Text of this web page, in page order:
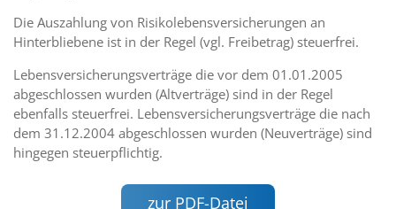
Die Auszahlung von Risikolebensversicherungen an
Hinterbliebene ist in der Regel (vgl. Freibetrag) steuerfrei.
Lebensversicherungsverträge die vor dem 01.01.2005
abgeschlossen wurden (Altverträge) sind in der Regel
ebenfalls steuerfrei. Lebensversicherungsverträge die nach
dem 31.12.2004 abgeschlossen wurden (Neuverträge) sind
hingegen steuerpflichtig.
zur PDF-Datei